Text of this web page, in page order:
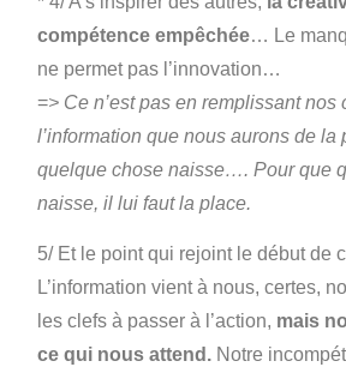
compétence empêchée… Le
ne permet pas l’innovation…
=> Ce n’est pas en remplissant nos
l’information que nous aurons de la
quelque chose naisse…. Pour que
naisse, il lui faut la place.
5/ Et le point qui rejoint le début de
L’information vient à nous, certes,
les clefs à passer à l’action, mais
ce qui nous attend. Notre